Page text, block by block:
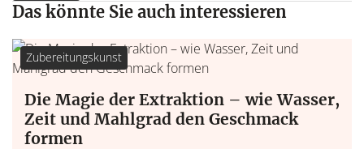
Das könnte Sie auch interessieren
Zubereitungskunst
Die Magie der Extraktion – wie Wasser,
Zeit und Mahlgrad den Geschmack
formen